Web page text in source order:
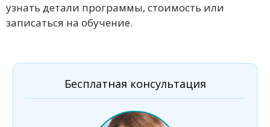
узнать детали программы, стоимость или
записаться на обучение.
Бесплатная консультация